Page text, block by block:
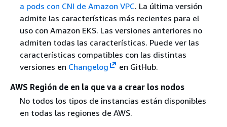
a pods con CNI de Amazon VPC. La última versión
admite las características más recientes para el
uso con Amazon EKS. Las versiones anteriores no
admiten todas las características. Puede ver las
características compatibles con las distintas
versiones en Changelog
en GitHub.
AWS Región de en la que va a crear los nodos
No todos los tipos de instancias están disponibles
en todas las regiones de AWS.